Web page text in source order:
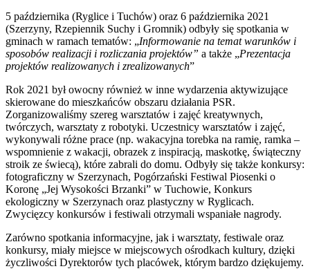
5 października (Ryglice i Tuchów) oraz 6 października 2021
(Szerzyny, Rzepiennik Suchy i Gromnik) odbyły się spotkania w
gminach w ramach tematów: „Informowanie na temat warunków i
sposobów realizacji i rozliczania projektów” a także „Prezentacja
projektów realizowanych i zrealizowanych”
Rok 2021 był owocny również w inne wydarzenia aktywizujące
skierowane do mieszkańców obszaru działania PSR.
Zorganizowaliśmy szereg warsztatów i zajęć kreatywnych,
twórczych, warsztaty z robotyki. Uczestnicy warsztatów i zajęć,
wykonywali różne prace (np. wakacyjna torebka na ramię, ramka –
wspomnienie z wakacji, obrazek z inspiracją, maskotkę, świąteczny
stroik ze świecą), które zabrali do domu. Odbyły się także konkursy:
fotograficzny w Szerzynach, Pogórzański Festiwal Piosenki o
Koronę „Jej Wysokości Brzanki” w Tuchowie, Konkurs
ekologiczny w Szerzynach oraz plastyczny w Ryglicach.
Zwycięzcy konkursów i festiwali otrzymali wspaniałe nagrody.
Zarówno spotkania informacyjne, jak i warsztaty, festiwale oraz
konkursy, miały miejsce w miejscowych ośrodkach kultury, dzięki
życzliwości Dyrektorów tych placówek, którym bardzo dziękujemy.